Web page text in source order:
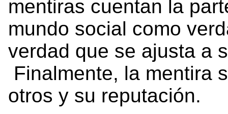
mentiras cuentan la
mundo social como
verdad que se ajusta a
Finalmente, la mentira
otros y su reputación.